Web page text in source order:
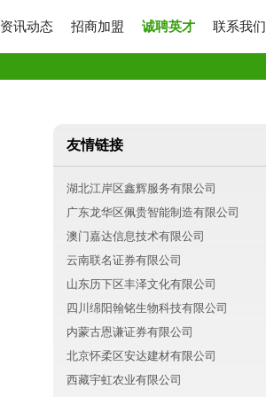
资讯动态 招商加盟 诚聘英才 联系我们
友情链接
湖北江岸区鑫辉服务有限公司
广东龙华区佩贵智能制造有限公司
澳门嘉达信息技术有限公司
云南联名证券有限公司
山东历下区丰泽文化有限公司
四川绵阳翰铭生物科技有限公司
内蒙古恩谦证券有限公司
北京怀柔区安达建材有限公司
西藏宇虹农业有限公司